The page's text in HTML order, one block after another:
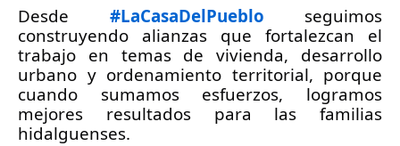
Desde #LaCasaDelPueblo seguimos
construyendo alianzas que fortalezcan el
trabajo en temas de vivienda, desarrollo
urbano y ordenamiento territorial, porque
cuando sumamos esfuerzos, logramos
mejores resultados para las familias
hidalguenses.